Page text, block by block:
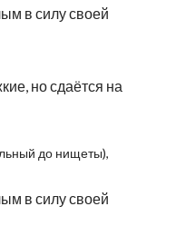
в силу своей
но сдаётся на
до нищеты),
в силу своей